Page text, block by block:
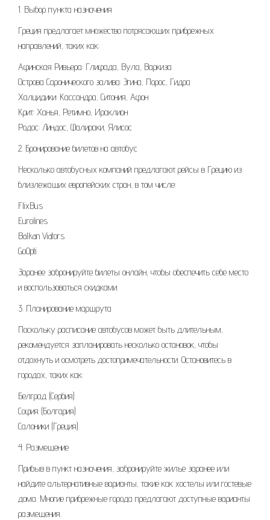
1. Выбор пункта назначения
Греция предлагает множество потрясающих прибрежных
направлений, таких как:
Афинская Ривьера: Глифада, Вула, Варкиза
Острова Саронического залива: Эгина, Порос, Гидра
Халцидики: Кассандра, Ситония, Афон
Крит: Ханья, Ретимно, Ираклион
Родос: Линдос, Фалираки, Ялисос
2. Бронирование билетов на автобус
Несколько автобусных компаний предлагают рейсы в Грецию из
близлежащих европейских стран, в том числе:
FlixBus
Eurolines
Balkan Viators
GoOpti
Заранее забронируйте билеты онлайн, чтобы обеспечить себе место
и воспользоваться скидками.
3. Планирование маршрута
Поскольку расписание автобусов может быть длительным,
рекомендуется запланировать несколько остановок, чтобы
отдохнуть и осмотреть достопримечательности. Остановитесь в
городах, таких как:
Белград (Сербия)
София (Болгария)
Салоники (Греция)
4. Размещение
Прибыв в пункт назначения, забронируйте жилье заранее или
найдите альтернативные варианты, такие как хостелы или гостевые
дома. Многие прибрежные города предлагают доступные варианты
размещения.